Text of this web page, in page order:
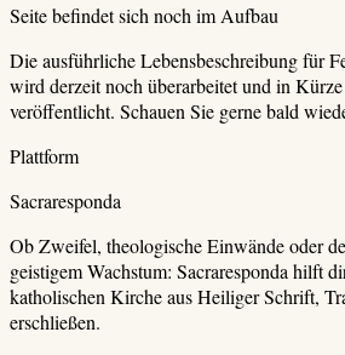
Seite befindet sich noch im Aufbau
Die ausführliche Lebensbeschreibung für
wird derzeit noch überarbeitet und in
veröffentlicht. Schauen Sie gerne bald
Plattform
Sacraresponda
Ob Zweifel, theologische Einwände oder
geistigem Wachstum: Sacraresponda hilft
katholischen Kirche aus Heiliger Schrift,
erschließen.